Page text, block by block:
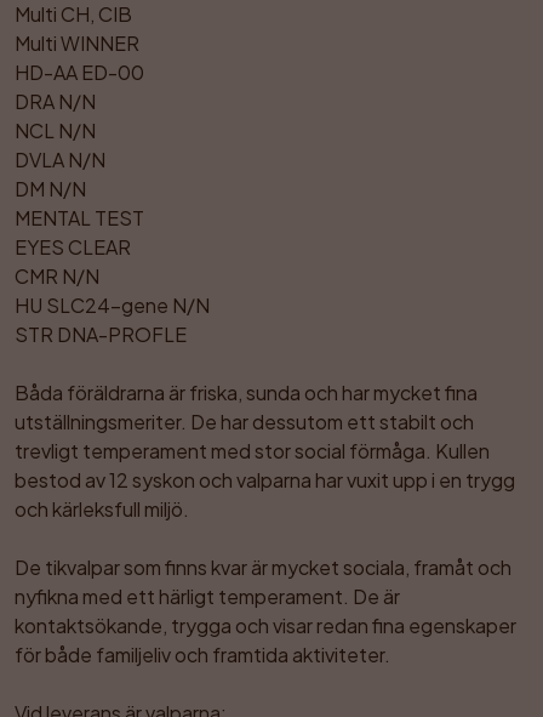
Multi CH, CIB
Multi WINNER
HD-AA ED-00
DRA N/N
NCL N/N
DVLA N/N
DM N/N
MENTAL TEST
EYES CLEAR
CMR N/N
HU SLC24-gene N/N
STR DNA-PROFLE
Båda föräldrarna är friska, sunda och har mycket fina
utställningsmeriter. De har dessutom ett stabilt och
trevligt temperament med stor social förmåga. Kullen
bestod av 12 syskon och valparna har vuxit upp i en trygg
och kärleksfull miljö.
De tikvalpar som finns kvar är mycket sociala, framåt och
nyfikna med ett härligt temperament. De är
kontaktsökande, trygga och visar redan fina egenskaper
för både familjeliv och framtida aktiviteter.